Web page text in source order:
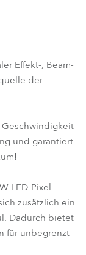
Effekt-, Beam-
der
und garantiert
LED-Pixel
zusätzlich ein
Dadurch bietet
für unbegrenzt